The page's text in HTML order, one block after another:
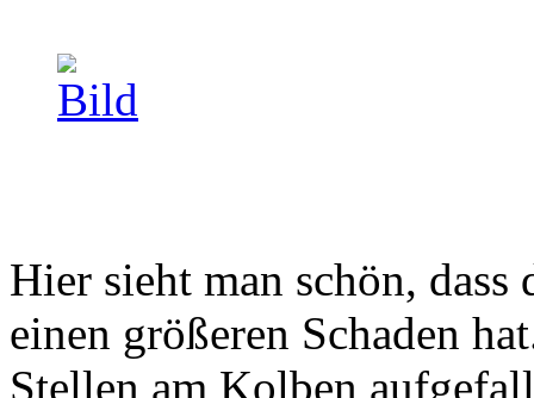
Hier sieht man schön,
einen größeren Schaden
Stellen am Kolben